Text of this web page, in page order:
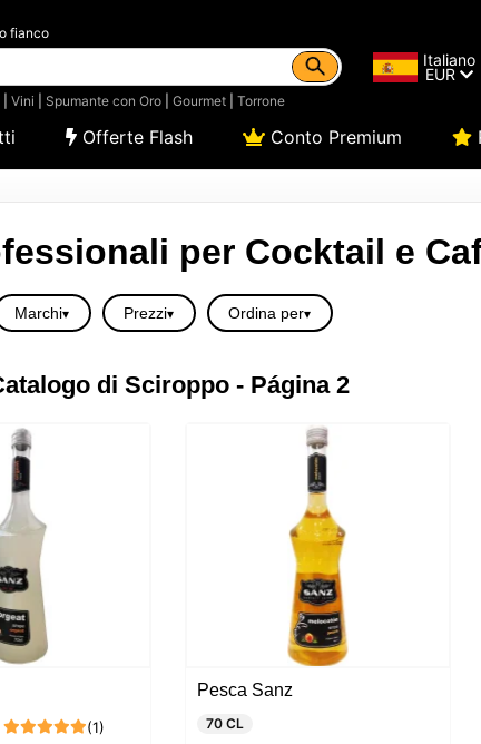
fianco
| Vini Spumante con Oro| Gourmet| Torrone
Italiano
EUR
Offerte Flash Conto Premium
per Cocktail e
Marchi Prezzi Ordina per
di Sciroppo - Página 2
(1)
Pesca Sanz
70 CL